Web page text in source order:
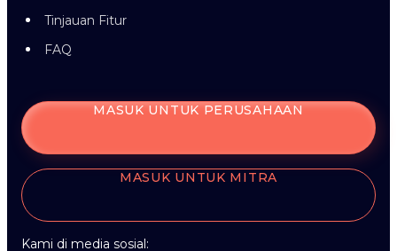
Tinjauan Fitur
FAQ
MASUK UNTUK PERUSAHAAN
MASUK UNTUK MITRA
Kami di media sosial: